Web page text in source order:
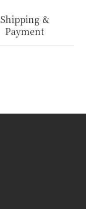
Shipping &
Payment